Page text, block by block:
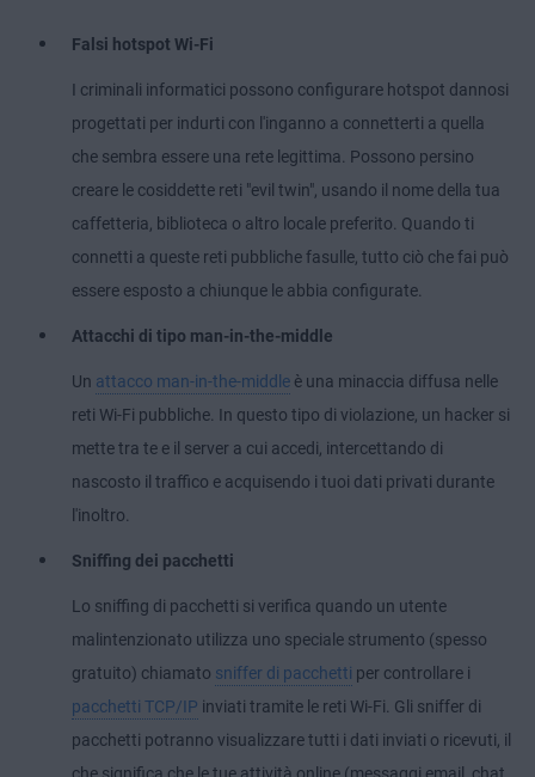
Falsi hotspot Wi-Fi
I criminali informatici possono configurare hotspot dannosi
progettati per indurti con l'inganno a connetterti a quella
che sembra essere una rete legittima. Possono persino
creare le cosiddette reti "evil twin", usando il nome della tua
caffetteria, biblioteca o altro locale preferito. Quando ti
connetti a queste reti pubbliche fasulle, tutto ciò che fai può
essere esposto a chiunque le abbia configurate.
Attacchi di tipo man-in-the-middle
Un attacco man-in-the-middle è una minaccia diffusa nelle
reti Wi-Fi pubbliche. In questo tipo di violazione, un hacker si
mette tra te e il server a cui accedi, intercettando di
nascosto il traffico e acquisendo i tuoi dati privati durante
l'inoltro.
Sniffing dei pacchetti
Lo sniffing di pacchetti si verifica quando un utente
malintenzionato utilizza uno speciale strumento (spesso
gratuito) chiamato sniffer di pacchetti per controllare i
pacchetti TCP/IP inviati tramite le reti Wi-Fi. Gli sniffer di
pacchetti potranno visualizzare tutti i dati inviati o ricevuti, il